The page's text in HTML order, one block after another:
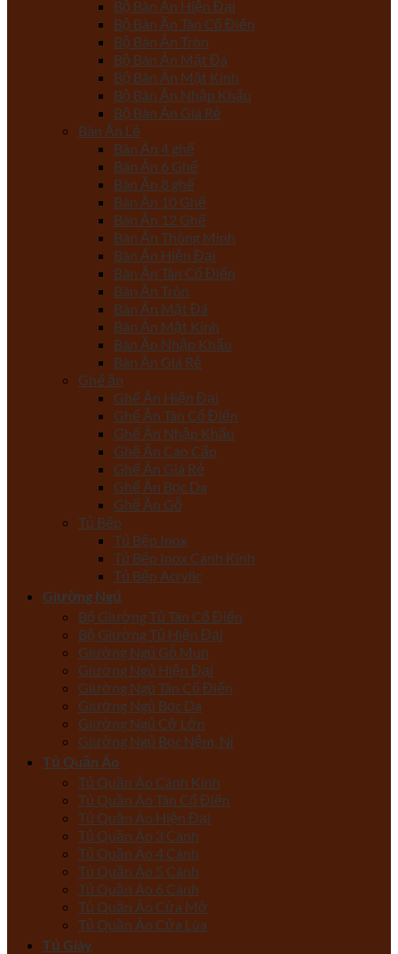
Bộ Bàn Ăn Hiện Đại
Bộ Bàn Ăn Tân Cổ Điển
Bộ Bàn Ăn Tròn
Bộ Bàn Ăn Mặt Đá
Bộ Bàn Ăn Mặt Kính
Bộ Bàn Ăn Nhập Khẩu
Bộ Bàn Ăn Giá Rẻ
Bàn Ăn Lẻ
Bàn Ăn 4 ghế
Bàn Ăn 6 Ghế
Bàn Ăn 8 ghế
Bàn Ăn 10 Ghế
Bàn Ăn 12 Ghế
Bàn Ăn Thông Minh
Bàn Ăn Hiện Đại
Bàn Ăn Tân Cổ Điển
Bàn Ăn Tròn
Bàn Ăn Mặt Đá
Bàn Ăn Mặt Kính
Bàn Ăn Nhập Khẩu
Bàn Ăn Giá Rẻ
Ghế ăn
Ghế Ăn Hiện Đại
Ghế Ăn Tân Cổ Điển
Ghế Ăn Nhập Khẩu
Ghế Ăn Cao Cấp
Ghế Ăn Giá Rẻ
Ghế Ăn Bọc Da
Ghế Ăn Gỗ
Tủ Bếp
Tủ Bếp Inox
Tủ Bếp Inox Cánh Kính
Tủ Bếp Acrylic
Giường Ngủ
Bộ Giường Tủ Tân Cổ Điển
Bộ Giường Tủ Hiện Đại
Giường Ngủ Gỗ Mun
Giường Ngủ Hiện Đại
Giường Ngủ Tân Cổ Điển
Giường Ngủ Bọc Da
Giường Ngủ Cỡ Lớn
Giường Ngủ Bọc Nệm, Nỉ
Tủ Quần Áo
Tủ Quần Áo Cánh Kính
Tủ Quần Áo Tân Cổ Điển
Tủ Quần Áo Hiện Đại
Tủ Quần Áo 3 Cánh
Tủ Quần Áo 4 Cánh
Tủ Quần Áo 5 Cánh
Tủ Quần Áo 6 Cánh
Tủ Quần Áo Cửa Mở
Tủ Quần Áo Cửa Lùa
Tủ Giày